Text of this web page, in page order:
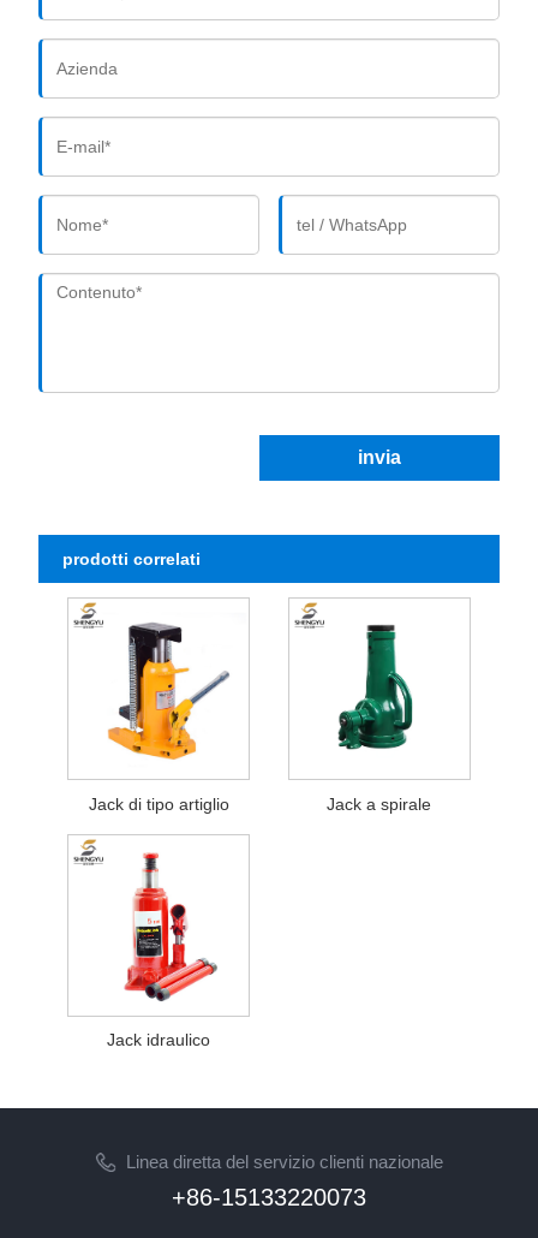
invia
prodotti correlati
Jack di tipo artiglio Jack a spirale
Jack idraulico
Linea diretta del servizio clienti nazionale
+86-15133220073